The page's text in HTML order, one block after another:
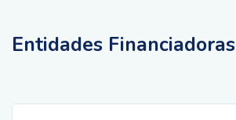
Entidades Financiadoras